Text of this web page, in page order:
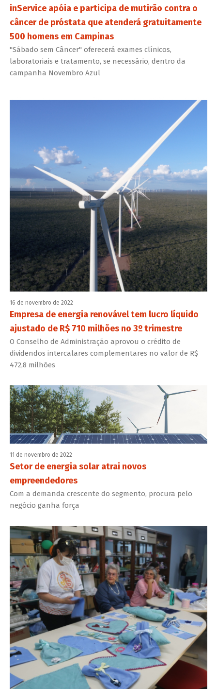
inService apóia e participa de mutirão contra o
câncer de próstata que atenderá gratuitamente
500 homens em Campinas
"Sábado sem Câncer" oferecerá exames clínicos,
laboratoriais e tratamento, se necessário, dentro da
campanha Novembro Azul
16 de novembro de 2022
Empresa de energia renovável tem lucro líquido
ajustado de R$ 710 milhões no 3º trimestre
O Conselho de Administração aprovou o crédito de
dividendos intercalares complementares no valor de R$
472,8 milhões
11 de novembro de 2022
Setor de energia solar atrai novos
empreendedores
Com a demanda crescente do segmento, procura pelo
negócio ganha força